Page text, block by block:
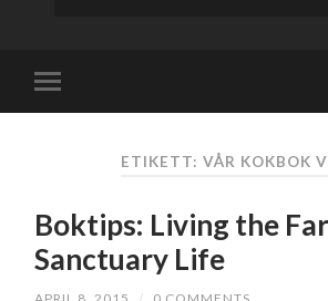
ETIKETT: VÅR KOKBOK
Boktips: Living the
Sanctuary Life